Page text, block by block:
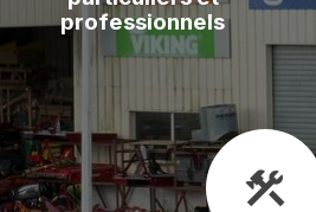
professionnels
construction